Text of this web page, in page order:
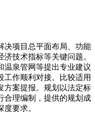
决项目总平面布局、功能
技术指标等关键问题。
温泉管网等提出专业建议
工作顺利对接。比较适用
方案提报。规划以法定标
合理编制，提供的规划成
要求。